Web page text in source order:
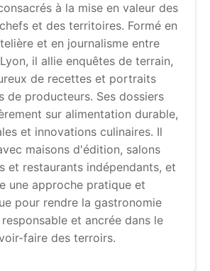
à la mise en valeur des
et des territoires. Formé en
et en journalisme entre
il allie enquêtes de terrain,
de recettes et portraits
de producteurs. Ses dossiers
sur alimentation durable,
et innovations culinaires. Il
maisons d'édition, salons
et restaurants indépendants, et
une approche pratique et
pour rendre la gastronomie
et ancrée dans le
faire des terroirs.